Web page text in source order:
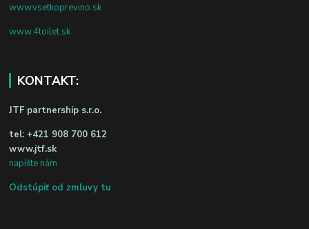
www.vsetkoprevino.sk
www.4toilet.sk
KONTAKT:
JTF partnership s.r.o.
tel: +421 908 700 612
www.jtf.sk
napíšte nám
Odstúpiť od zmluvy tu